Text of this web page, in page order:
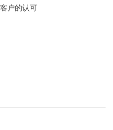
户的认可